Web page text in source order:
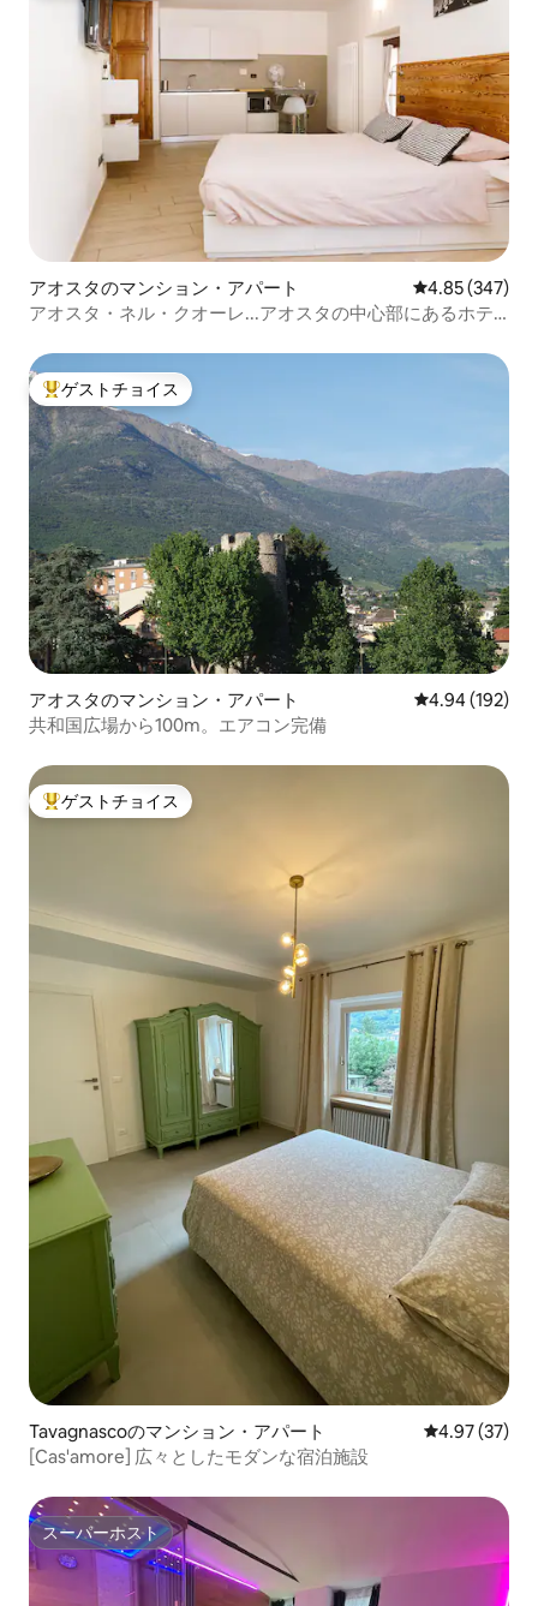
アオスタのマンション・アパート レビュー347
4.85 (347)
アオスタ・ネル・クオーレ...アオスタの中心部にあるホテ
大好評のゲストチョイスです。
ゲストチョイス
アオスタのマンション・アパート レビュー192
4.94 (192)
共和国広場から100m。エアコン完備
大好評のゲストチョイスです。
ゲストチョイス
Tavagnascoのマンション・アパート レビュー37
4.97 (37)
[Cas'amore] 広々としたモダンな宿泊施設
スーパーホスト
スーパーホスト